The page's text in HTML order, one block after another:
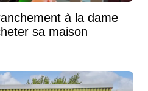
à la dame
sa maison